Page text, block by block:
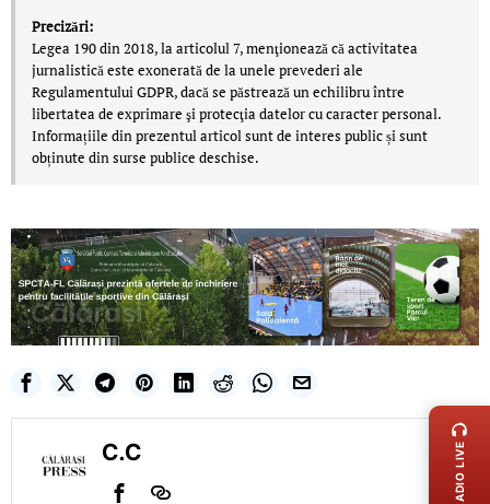
Precizări:
Legea 190 din 2018, la articolul 7, menţionează că activitatea
jurnalistică este exonerată de la unele prevederi ale
Regulamentului GDPR, dacă se păstrează un echilibru între
libertatea de exprimare şi protecţia datelor cu caracter personal.
Informațiile din prezentul articol sunt de interes public și sunt
obținute din surse publice deschise.
C.C RADIO LIVE